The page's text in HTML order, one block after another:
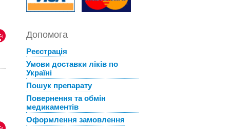
Допомога
Реєстрація
Умови доставки ліків по
Україні
Пошук препарату
Повернення та обмін
медикаментів
Оформлення замовлення